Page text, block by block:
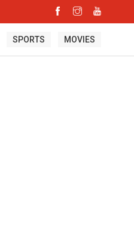
SPORTS MOVIES